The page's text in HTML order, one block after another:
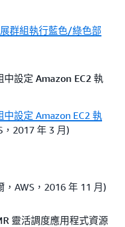
群組執行藍色/綠色部
設定 Amazon EC2 執
設定 Amazon EC2 執
，2017 年 3 月)
，AWS，2016 年 11 月)
靈活調度應用程式資源